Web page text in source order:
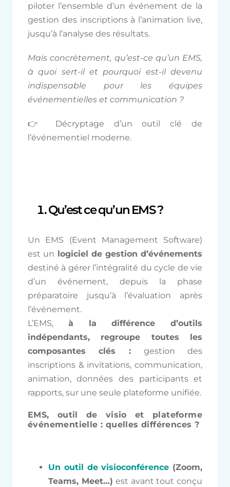
piloter l’ensemble d’un événement de la
gestion des inscriptions à l’animation live,
jusqu’à l’analyse des résultats.
Mais concrètement, qu’est-ce qu’un EMS,
à quoi sert-il et pourquoi est-il devenu
indispensable pour les équipes
événementielles et communication ?
👉 Décryptage d’un outil clé de
l’événementiel moderne.
Qu’est ce qu’un EMS ?
Un EMS (Event Management Software)
est un logiciel de gestion d’événements
destiné à gérer l’intégralité du cycle de vie
d’un événement, depuis la phase
préparatoire jusqu’à l’évaluation après
l’événement.
L’EMS, à la différence d’outils
indépendants, regroupe toutes les
composantes clés : gestion des
inscriptions & invitations, communication,
animation, données des participants et
rapports, sur une seule plateforme unifiée.
EMS, outil de visio et plateforme
événementielle : quelles différences ?
Un outil de visioconférence (Zoom,
Teams, Meet…)est avant tout conçu